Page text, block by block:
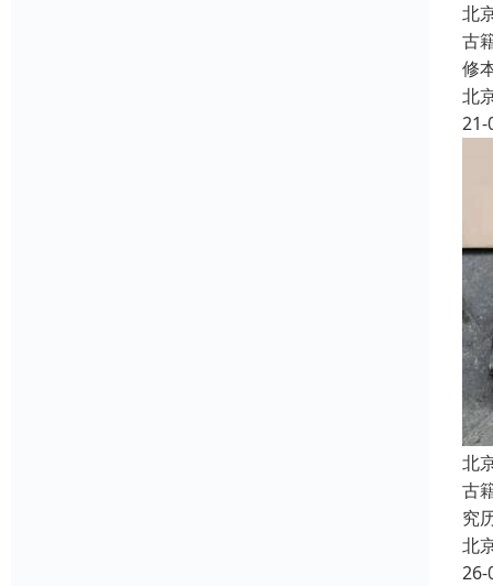
北
古
修
北
21-
北
古
究
北
26-